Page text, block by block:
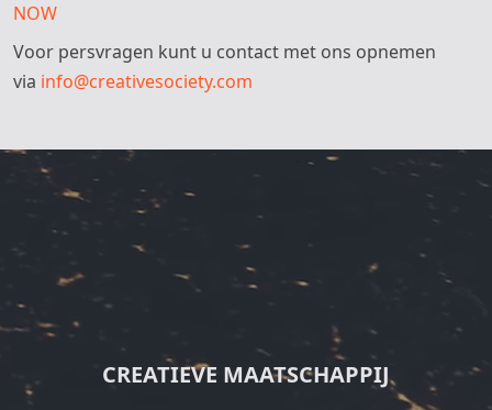
NOW
Voor persvragen kunt u contact met ons opnemen
via info@creativesociety.com
CREATIEVE MAATSCHAPPIJ